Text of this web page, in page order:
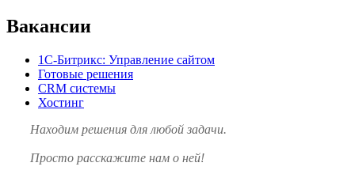
Вакансии
1С-Битрикс: Управление сайтом
Готовые решения
CRM системы
Хостинг
Находим решения для любой задачи.
Просто расскажите нам о ней!